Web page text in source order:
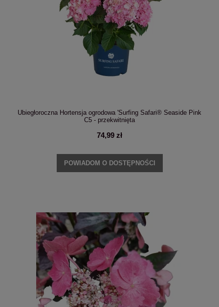
Ubiegłoroczna Hortensja ogrodowa 'Surfing Safari® Seaside Pink
C5 - przekwitnięta
74,99 zł
POWIADOM O DOSTĘPNOŚCI